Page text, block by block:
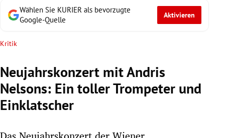
Untermenü
Untermenü
Untermenü
Untermenü
Wählen Sie KURIER als bevorzugte
Google-Quelle
Aktivieren
Kritik
Neujahrskonzert mit Andris
Nelsons: Ein toller Trompeter und
Einklatscher